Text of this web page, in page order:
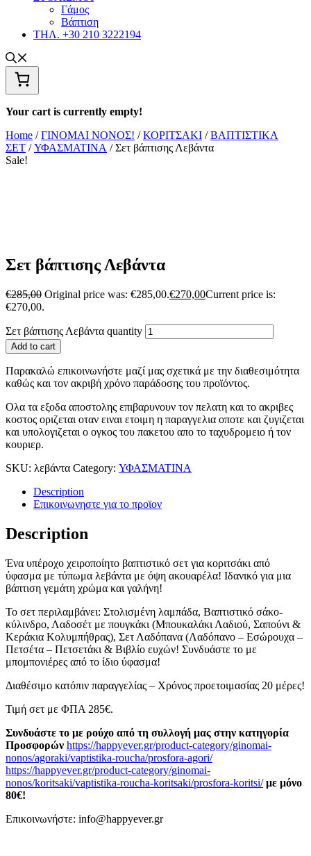
Γάμος
Βάπτιση
ΤΗΛ. +30 210 3222194
Your cart is currently empty!
Home /ΓΙΝΟΜΑΙ ΝΟΝΟΣ! /ΚΟΡΙΤΣΑΚΙ /ΒΑΠΤΙΣΤΙΚΑ
ΣΕΤ /ΥΦΑΣΜΑΤΙΝΑ / Σετ βάπτισης Λεβάντα
Sale!
Σετ βάπτισης Λεβάντα
€285,00 Original price was: €285,00.€270,00Current price is:
€270,00.
Σετ βάπτισης Λεβάντα quantity
Add to cart
Παρακαλώ επικοινωνήστε μαζί μας σχετικά με την διαθεσιμότητα
καθώς και τον ακριβή χρόνο παράδοσης του προϊόντος.
Ολα τα εξοδα αποστολης επιβαρυνουν τον πελατη και το ακριβες
κοστος οριζεται οταν ειναι ετοιμη η παραγγελια οποτε και ζυγιζεται
και υπολογιζεται ο ογκος του πακετου απο το ταχυδρομειο ή τον
κουριερ.
SKU: λεβάντα Category: ΥΦΑΣΜΑΤΙΝΑ
Description
Επικοινωνηστε για το προϊoν
Description
Ένα υπέροχο χειροποίητο βαπτιστικό σετ για κοριτσάκι από
ύφασμα με τύπωμα λεβάντα με όψη ακουαρέλα! Ιδανικό για μια
βάπτιση γεμάτη χρώμα και γαλήνη!
Το σετ περιλαμβάνει: Στολισμένη λαμπάδα, Βαπτιστικό σάκο-
κύλινδρο, Λαδοσέτ με πουγκάκι (Μπουκαλάκι Λαδιού, Σαπούνι &
Κεράκια Κολυμπήθρας), Σετ Λαδόπανα (Λαδόπανο – Εσώρουχα –
Πετσέτα – Πετσετάκι & Βιβλίο ευχών! Συνδυάστε το με
μπομπονιέρες από το ίδιο ύφασμα!
Διαθέσιμο κατόπιν παραγγελίας – Χρόνος προετοιμασίας 20 μέρες!
Τιμή σετ με ΦΠΑ 285€.
Συνδυάστε το με ρούχο από τη συλλογή μας στην κατηγορία
Προσφορών https://happyever.gr/product-category/ginomai-
nonos/agoraki/vaptistika-roucha/prosfora-agori/
https://happyever.gr/product-category/ginomai-
nonos/koritsaki/vaptistika-roucha-koritsaki/prosfora-koritsi/ με μόνο
80€!
Επικοινωνήστε: info@happyever.gr